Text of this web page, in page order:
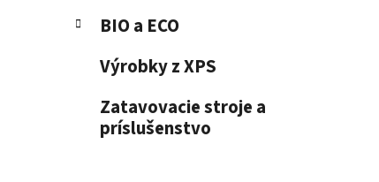
BIO a ECO
Výrobky z XPS
Zatavovacie stroje a
príslušenstvo